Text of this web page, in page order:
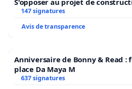
S'opposer au projet de
147 signatures
Avis de transparence
Anniversaire de Bonny & Read
place Da Maya M
637 signatures